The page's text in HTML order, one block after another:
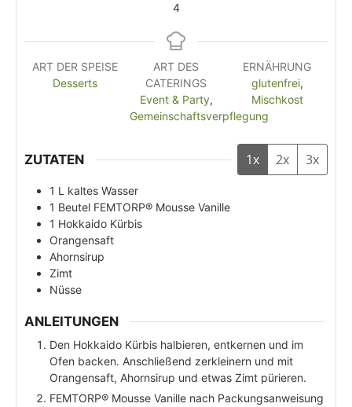
4
ART DER SPEISE
Desserts
ART DES
CATERINGS
Event & Party,
Gemeinschaftsverpflegung
ERNÄHRUNG
glutenfrei,
Mischkost
ZUTATEN 1x 2x 3x
1 L kaltes Wasser
1 Beutel FEMTORP® Mousse Vanille
1 Hokkaido Kürbis
Orangensaft
Ahornsirup
Zimt
Nüsse
ANLEITUNGEN
Den Hokkaido Kürbis halbieren, entkernen und im
Ofen backen. Anschließend zerkleinern und mit
Orangensaft, Ahornsirup und etwas Zimt pürieren.
FEMTORP® Mousse Vanille nach Packungsanweisung